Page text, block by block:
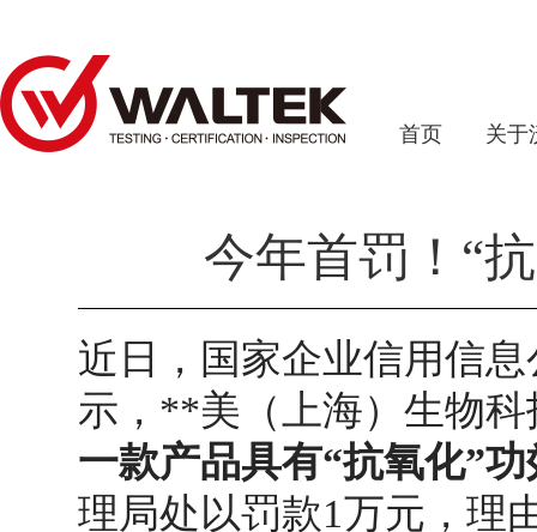
首页 关于
今年首罚！“
近日，国家企业信用信
示，**美（上海）生物
一款产品具有“抗氧化”功
理局处以罚款1万元，理